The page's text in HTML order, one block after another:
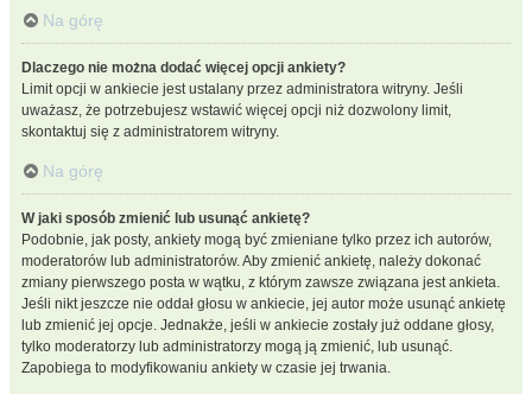
Na górę
Dlaczego nie można dodać więcej opcji ankiety?
Limit opcji w ankiecie jest ustalany przez administratora witryny. Jeśli
uważasz, że potrzebujesz wstawić więcej opcji niż dozwolony limit,
skontaktuj się z administratorem witryny.
Na górę
W jaki sposób zmienić lub usunąć ankietę?
Podobnie, jak posty, ankiety mogą być zmieniane tylko przez ich autorów,
moderatorów lub administratorów. Aby zmienić ankietę, należy dokonać
zmiany pierwszego posta w wątku, z którym zawsze związana jest ankieta.
Jeśli nikt jeszcze nie oddał głosu w ankiecie, jej autor może usunąć ankietę
lub zmienić jej opcje. Jednakże, jeśli w ankiecie zostały już oddane głosy,
tylko moderatorzy lub administratorzy mogą ją zmienić, lub usunąć.
Zapobiega to modyfikowaniu ankiety w czasie jej trwania.